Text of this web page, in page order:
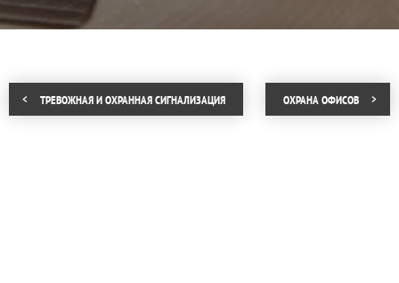
ТРЕВОЖНАЯ И ОХРАННАЯ СИГНАЛИЗАЦИЯ ОХРАНА ОФИСОВ